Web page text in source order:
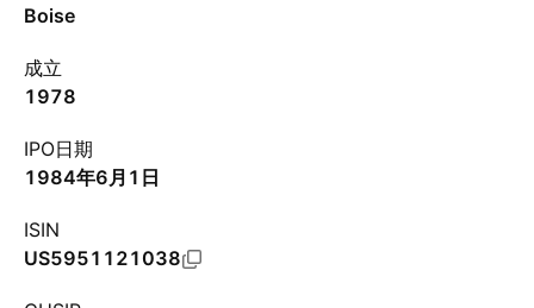
Boise
成立
1978
IPO日期
1984年6月1日
ISIN
US5951121038